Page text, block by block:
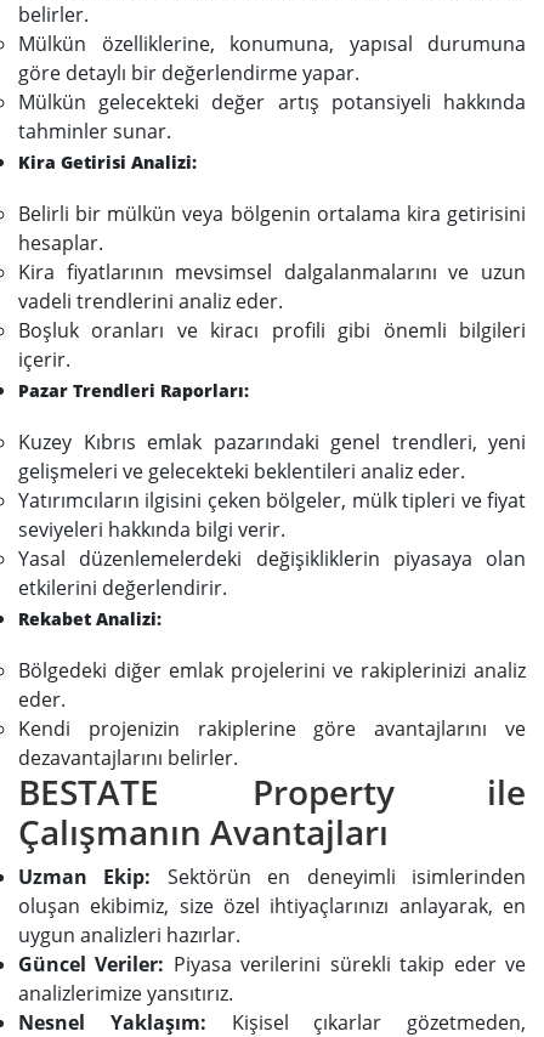
belirler.
Mülkün özelliklerine, konumuna, yapısal durumuna
göre detaylı bir değerlendirme yapar.
Mülkün gelecekteki değer artış potansiyeli hakkında
tahminler sunar.
Kira Getirisi Analizi:
Belirli bir mülkün veya bölgenin ortalama kira getirisini
hesaplar.
Kira fiyatlarının mevsimsel dalgalanmalarını ve uzun
vadeli trendlerini analiz eder.
Boşluk oranları ve kiracı profili gibi önemli bilgileri
içerir.
Pazar Trendleri Raporları:
Kuzey Kıbrıs emlak pazarındaki genel trendleri, yeni
gelişmeleri ve gelecekteki beklentileri analiz eder.
Yatırımcıların ilgisini çeken bölgeler, mülk tipleri ve fiyat
seviyeleri hakkında bilgi verir.
Yasal düzenlemelerdeki değişikliklerin piyasaya olan
etkilerini değerlendirir.
Rekabet Analizi:
Bölgedeki diğer emlak projelerini ve rakiplerinizi analiz
eder.
Kendi projenizin rakiplerine göre avantajlarını ve
dezavantajlarını belirler.
BESTATE Property ile
Çalışmanın Avantajları
Uzman Ekip: Sektörün en deneyimli isimlerinden
oluşan ekibimiz, size özel ihtiyaçlarınızı anlayarak, en
uygun analizleri hazırlar.
Güncel Veriler: Piyasa verilerini sürekli takip eder ve
analizlerimize yansıtırız.
Nesnel Yaklaşım: Kişisel çıkarlar gözetmeden,